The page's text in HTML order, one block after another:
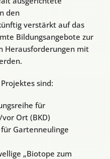
den
verstärkt auf das
Bildungsangebote zur
Herausforderungen mit
sind:
für
Ort (BKD)
Gartenneulinge
„Biotope zum